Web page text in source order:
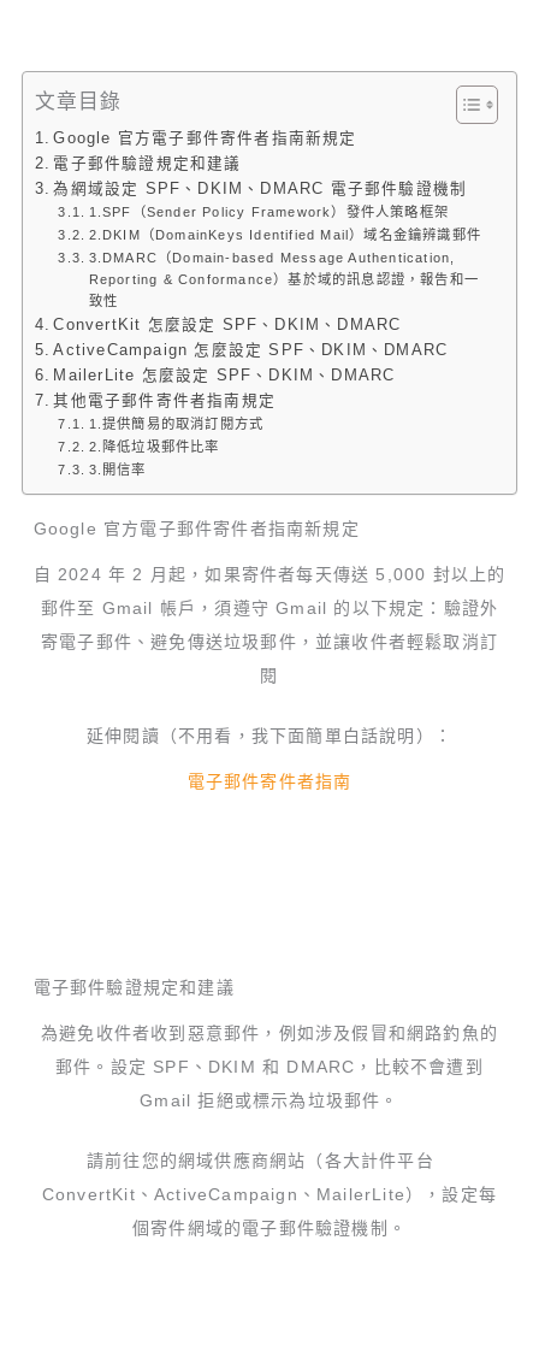
文章目錄
Google 官方電子郵件寄件者指南新規定
電子郵件驗證規定和建議
為網域設定 SPF、DKIM、DMARC 電子郵件驗證機制
1.SPF（Sender Policy Framework）發件人策略框架
2.DKIM（DomainKeys Identified Mail）域名金鑰辨識郵件
3.DMARC（Domain-based Message Authentication,
Reporting & Conformance）基於域的訊息認證，報告和一
致性
ConvertKit 怎麼設定 SPF、DKIM、DMARC
ActiveCampaign 怎麼設定 SPF、DKIM、DMARC
MailerLite 怎麼設定 SPF、DKIM、DMARC
其他電子郵件寄件者指南規定
1.提供簡易的取消訂閱方式
2.降低垃圾郵件比率
3.開信率
Google 官方電子郵件寄件者指南新規定
自 2024 年 2 月起，如果寄件者每天傳送 5,000 封以上的
郵件至 Gmail 帳戶，須遵守 Gmail 的以下規定：驗證外
寄電子郵件、避免傳送垃圾郵件，並讓收件者輕鬆取消訂
閱
延伸閱讀（不用看，我下面簡單白話說明）：
電子郵件寄件者指南
電子郵件驗證規定和建議
為避免收件者收到惡意郵件，例如涉及假冒和網路釣魚的
郵件。設定 SPF、DKIM 和 DMARC，比較不會遭到
Gmail 拒絕或標示為垃圾郵件。
請前往您的網域供應商網站（各大計件平台
ConvertKit、ActiveCampaign、MailerLite），設定每
個寄件網域的電子郵件驗證機制。